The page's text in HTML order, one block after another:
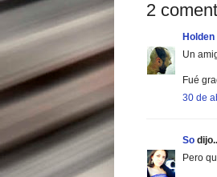
2
Holden
Un
Fué
30 de
So
Pero